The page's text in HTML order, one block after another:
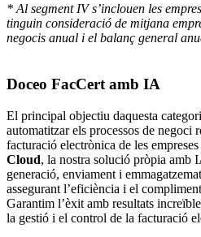
* Al segment IV s’inclouen les
tinguin consideració de mitjana
negocis anual i el balanç general
Doceo FacCert amb IA
El principal objectiu daquesta
automatitzar els processos de negoci
facturació electrònica de les
Cloud, la nostra solució pròpia amb
generació, enviament i
assegurant l’eficiència i el
Garantim l’èxit amb resultats
la gestió i el control de la facturació